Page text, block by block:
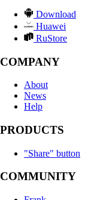
Download
Huawei
RuStore
COMPANY
About
News
Help
PRODUCTS
"Share" button
COMMUNITY